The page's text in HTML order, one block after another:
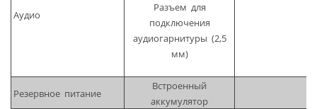
Аудио
Разъем для
подключения
аудиогарнитуры (2,5
мм)
Резервное питание
Встроенный
аккумулятор